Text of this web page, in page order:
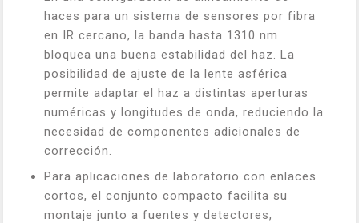
haces para un sistema de sensores por fibra
en IR cercano, la banda hasta 1310 nm
bloquea una buena estabilidad del haz. La
posibilidad de ajuste de la lente asférica
permite adaptar el haz a distintas aperturas
numéricas y longitudes de onda, reduciendo la
necesidad de componentes adicionales de
corrección.
Para aplicaciones de laboratorio con enlaces
cortos, el conjunto compacto facilita su
montaje junto a fuentes y detectores,